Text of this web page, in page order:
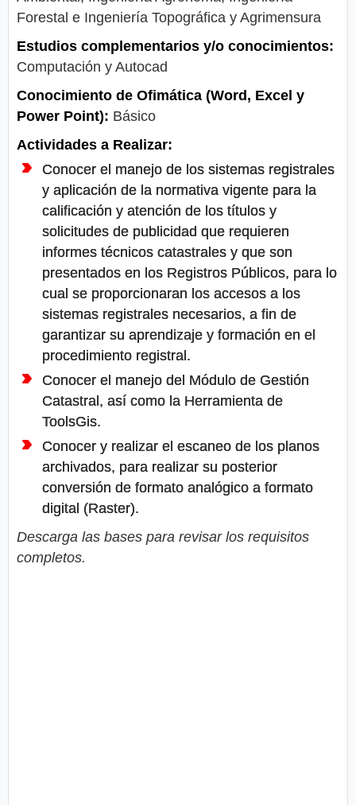
Forestal e Ingeniería Topográfica y Agrimensura
Estudios complementarios y/o conocimientos:
Computación y Autocad
Conocimiento de Ofimática (Word, Excel y
Power Point): Básico
Actividades a Realizar:
Conocer el manejo de los sistemas registrales
y aplicación de la normativa vigente para la
calificación y atención de los títulos y
solicitudes de publicidad que requieren
informes técnicos catastrales y que son
presentados en los Registros Públicos, para lo
cual se proporcionaran los accesos a los
sistemas registrales necesarios, a fin de
garantizar su aprendizaje y formación en el
procedimiento registral.
Conocer el manejo del Módulo de Gestión
Catastral, así como la Herramienta de
ToolsGis.
Conocer y realizar el escaneo de los planos
archivados, para realizar su posterior
conversión de formato analógico a formato
digital (Raster).
Descarga las bases para revisar los requisitos
completos.